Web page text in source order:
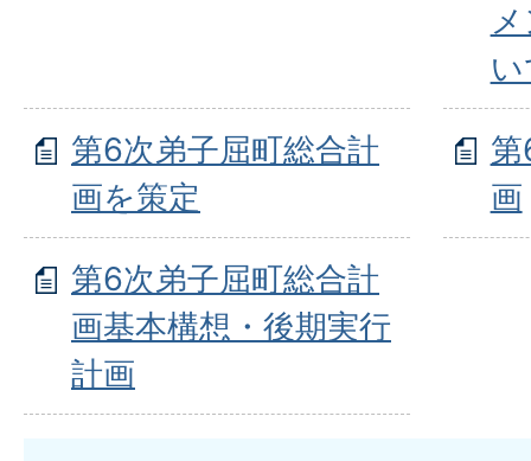
第6次弟子屈町総合計
画を策定
画
第6次弟子屈町総合計
画基本構想・後期実行
計画